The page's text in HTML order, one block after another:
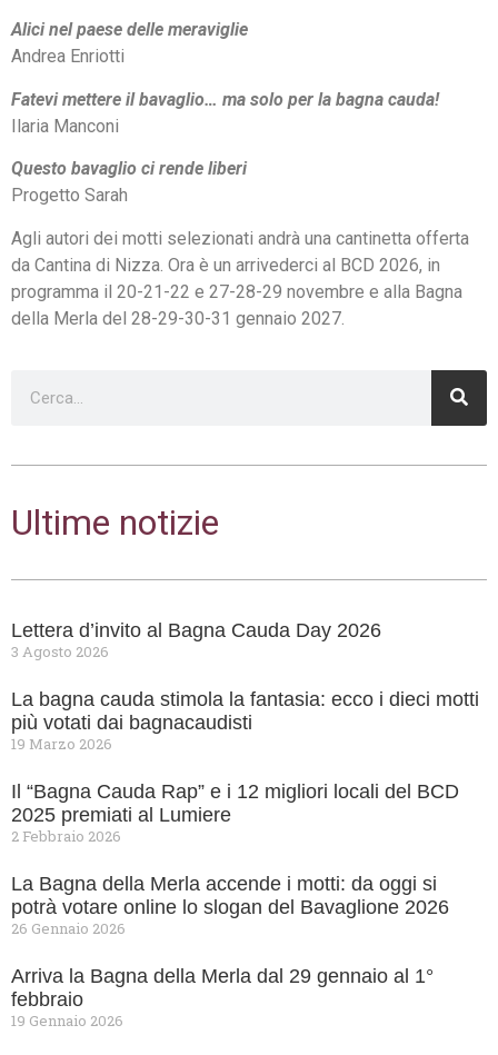
Alici nel paese delle meraviglie
Andrea Enriotti
Fatevi mettere il bavaglio… ma solo per la bagna cauda!
Ilaria Manconi
Questo bavaglio ci rende liberi
Progetto Sarah
Agli autori dei motti selezionati andrà una cantinetta offerta
da Cantina di Nizza. Ora è un arrivederci al BCD 2026, in
programma il 20-21-22 e 27-28-29 novembre e alla Bagna
della Merla del 28-29-30-31 gennaio 2027.
Ultime notizie
Lettera d’invito al Bagna Cauda Day 2026
3 Agosto 2026
La bagna cauda stimola la fantasia: ecco i dieci motti
più votati dai bagnacaudisti
19 Marzo 2026
Il “Bagna Cauda Rap” e i 12 migliori locali del BCD
2025 premiati al Lumiere
2 Febbraio 2026
La Bagna della Merla accende i motti: da oggi si
potrà votare online lo slogan del Bavaglione 2026
26 Gennaio 2026
Arriva la Bagna della Merla dal 29 gennaio al 1°
febbraio
19 Gennaio 2026